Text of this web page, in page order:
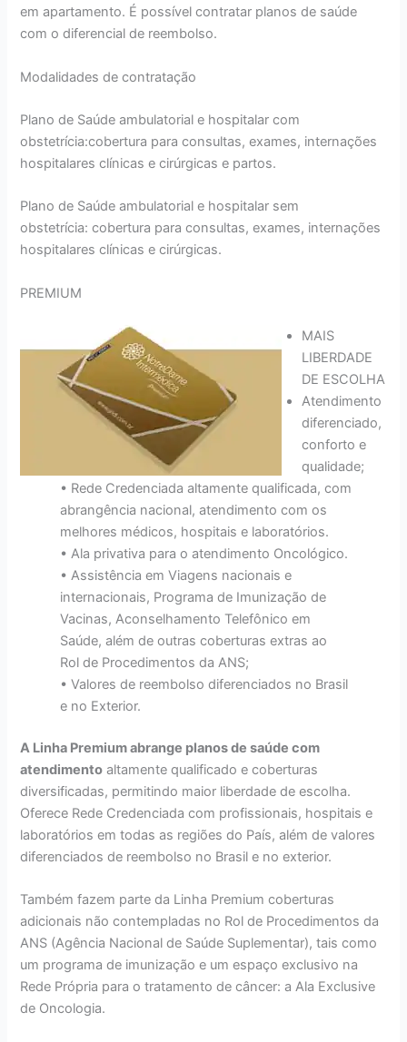
em apartamento. É possível contratar planos de saúde
com o diferencial de reembolso.
Modalidades de contratação
Plano de Saúde ambulatorial e hospitalar com
obstetrícia:cobertura para consultas, exames, internações
hospitalares clínicas e cirúrgicas e partos.
Plano de Saúde ambulatorial e hospitalar sem
obstetrícia: cobertura para consultas, exames, internações
hospitalares clínicas e cirúrgicas.
PREMIUM
MAIS
LIBERDADE
DE ESCOLHA
Atendimento
diferenciado,
conforto e
qualidade;
• Rede Credenciada altamente qualificada, com
abrangência nacional, atendimento com os
melhores médicos, hospitais e laboratórios.
• Ala privativa para o atendimento Oncológico.
• Assistência em Viagens nacionais e
internacionais, Programa de Imunização de
Vacinas, Aconselhamento Telefônico em
Saúde, além de outras coberturas extras ao
Rol de Procedimentos da ANS;
• Valores de reembolso diferenciados no Brasil
e no Exterior.
A Linha Premium abrange planos de saúde com
atendimento altamente qualificado e coberturas
diversificadas, permitindo maior liberdade de escolha.
Oferece Rede Credenciada com profissionais, hospitais e
laboratórios em todas as regiões do País, além de valores
diferenciados de reembolso no Brasil e no exterior.
Também fazem parte da Linha Premium coberturas
adicionais não contempladas no Rol de Procedimentos da
ANS (Agência Nacional de Saúde Suplementar), tais como
um programa de imunização e um espaço exclusivo na
Rede Própria para o tratamento de câncer: a Ala Exclusive
de Oncologia.